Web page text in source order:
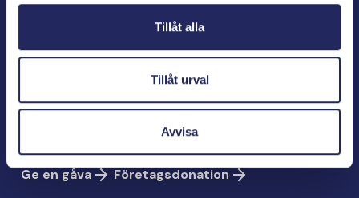
Tillåt alla
Tillåt urval
Avvisa
00240 Helsingfors
Kontaktinformation
Ge en gåva
Ge en gåva
Företagsdonation